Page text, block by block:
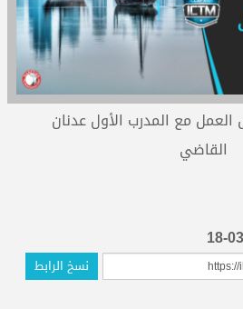
العمل مع المدرب الأول عدنان
القاضي
نسخ الرابط